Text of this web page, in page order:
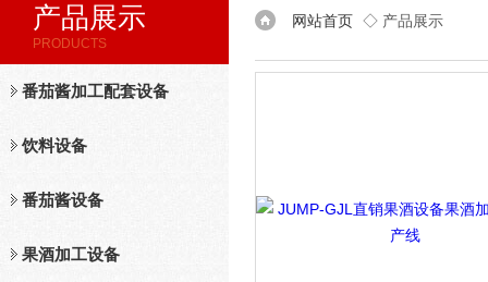
产品展示
PRODUCTS
番茄酱加工配套设备
饮料设备
番茄酱设备
果酒加工设备
网站首页 ◇ 产品展示